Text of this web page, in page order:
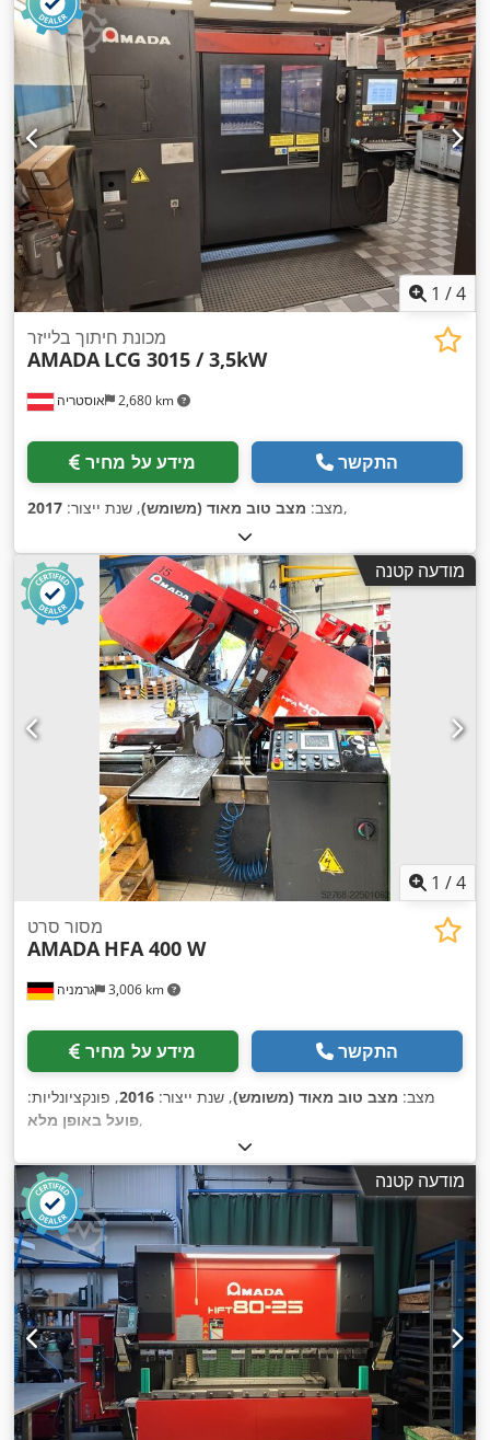
1 /4
אוסטריה 2,680 km
מכונת חיתוך בלייזר
AMADA LCG 3015 / 3,5kW
מידע על מחיר התקשר
מצב: מצב טוב מאוד (משומש), שנת ייצור: 2017 ,
מודעה קטנה
1 /4
גרמניה 3,006 km
מסור סרט
AMADA HFA 400 W
מידע על מחיר התקשר
מצב: מצב טוב מאוד (משומש), שנת ייצור: 2016, פונקציונליות:
פועל באופן מלא,
מודעה קטנה